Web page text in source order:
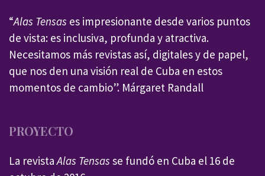
“Alas Tensas es impresionante desde varios puntos
de vista: es inclusiva, profunda y atractiva.
Necesitamos más revistas así, digitales y de papel,
que nos den una visión real de Cuba en estos
momentos de cambio”. Márgaret Randall
PROYECTO
La revistaAlas Tensas se fundó en Cuba el 16 de